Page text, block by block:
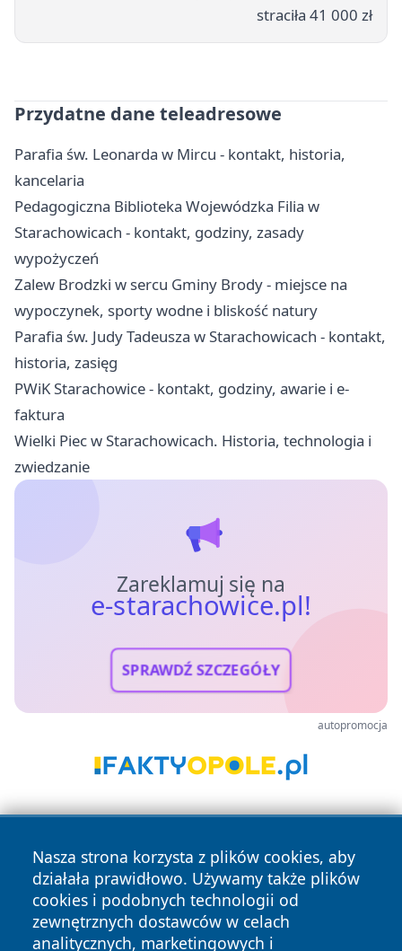
straciła 41 000 zł
Przydatne dane teleadresowe
Parafia św. Leonarda w Mircu - kontakt, historia,
kancelaria
Pedagogiczna Biblioteka Wojewódzka Filia w
Starachowicach - kontakt, godziny, zasady
wypożyczeń
Zalew Brodzki w sercu Gminy Brody - miejsce na
wypoczynek, sporty wodne i bliskość natury
Parafia św. Judy Tadeusza w Starachowicach - kontakt,
historia, zasięg
PWiK Starachowice - kontakt, godziny, awarie i e-
faktura
Wielki Piec w Starachowicach. Historia, technologia i
zwiedzanie
Zareklamuj się na
e-starachowice.pl!
SPRAWDŹ SZCZEGÓŁY
autopromocja
Nasza strona korzysta z plików cookies, aby
działała prawidłowo. Używamy także plików
cookies i podobnych technologii od
zewnętrznych dostawców w celach
analitycznych, marketingowych i
Copyright © 2026 e-starachowice.pl Wszystkie prawa
zastrzeżone.